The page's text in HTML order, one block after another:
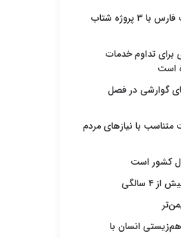
توسعه زیرساخت‌های سلامت فارس با ۳ پروژه شتاب
برای تداوم خدمات
است
گوارشی در فصل
با نیازهای مردم
کشور است
سالگی
انسان با